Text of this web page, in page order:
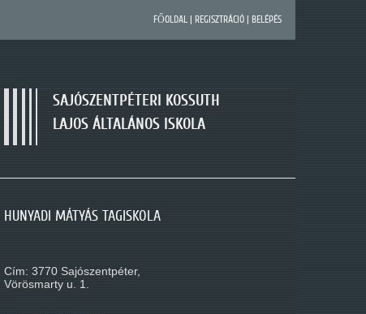
FŐOLDAL REGISZTRÁCIÓ BELÉPÉS
SAJÓSZENTPÉTERI KOSSUTH
LAJOS ÁLTALÁNOS ISKOLA
SAJÓSZENTPÉTERI KOSSUTH LAJOS ÁLTALÁNOS
Cím: 3770 Sajószentpéter,
Kossuth L. út 195.
HUNYADI MÁTYÁS TAGISKOLA
Cím: 3770 Sajószentpéter,
Vörösmarty u. 1.
MÓRA FERENC TAGISKOLA
Cím: 3770 Sajószentpéter,
Móra Ferenc u. 1.